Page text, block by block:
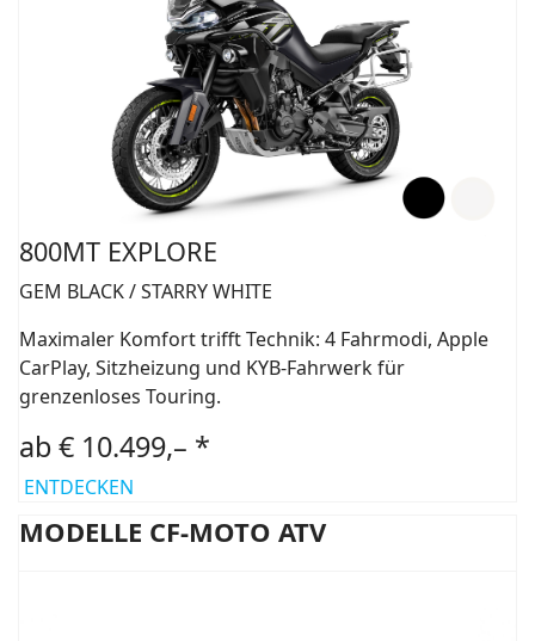
800MT EXPLORE
GEM BLACK / STARRY WHITE
Maximaler Komfort trifft Technik: 4 Fahrmodi, Apple
CarPlay, Sitzheizung und KYB-Fahrwerk für
grenzenloses Touring.
ab € 10.499,– *
ENTDECKEN
MODELLE CF-MOTO ATV